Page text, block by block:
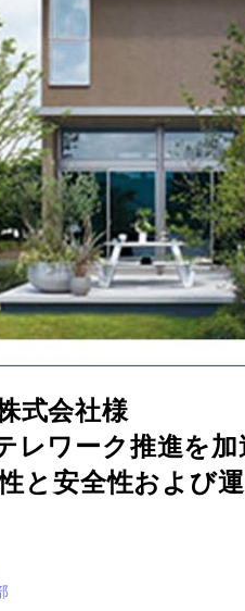
特集
事例
トピックス
Photos
運営会社
登録
お問い合わせ
式会社様
レワーク推進を加
と安全性および